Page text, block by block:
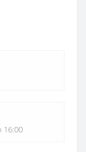
16:00